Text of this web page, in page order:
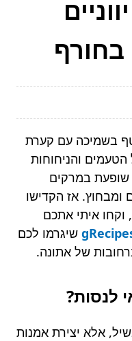
בשמיכה עם קערת
והניחוחות
שופעת במרקים
אז הקדישו
וקחו איתי אתכם
שיגרמו לכם
של אתונה.
לנסות?
אלא יצירת אמנות